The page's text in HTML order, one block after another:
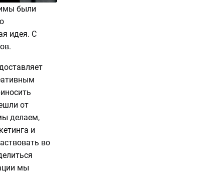
были
идея. С
от
делаем,
и
во
мы